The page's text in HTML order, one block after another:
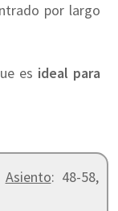
por largo
es ideal para
Asiento: 48-58,